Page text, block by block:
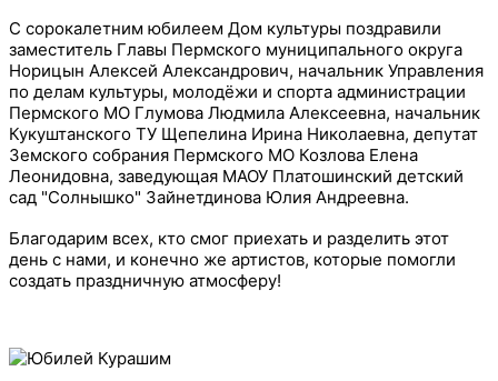
С сорокалетним юбилеем Дом культуры поздравили
заместитель Главы Пермского муниципального округа
Норицын Алексей Александрович, начальник Управления
по делам культуры, молодёжи и спорта администрации
Пермского МО Глумова Людмила Алексеевна, начальник
Кукуштанского ТУ Щепелина Ирина Николаевна, депутат
Земского собрания Пермского МО Козлова Елена
Леонидовна, заведующая МАОУ Платошинский детский
сад "Солнышко" Зайнетдинова Юлия Андреевна.
Благодарим всех, кто смог приехать и разделить этот
день с нами, и конечно же артистов, которые помогли
создать праздничную атмосферу!